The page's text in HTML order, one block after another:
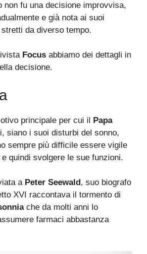
non fu una decisione improvvisa,
e già nota ai suoi
da diverso tempo.
Focus abbiamo dei dettagli in
decisione.
principale per cui il Papa
siano i suoi disturbi del sonno,
sempre più difficile essere vigile
quindi svolgere le sue funzioni.
a Peter Seewald , suo biografo
XVI raccontava il tormento di
che da molti anni lo
farmaci abbastanza